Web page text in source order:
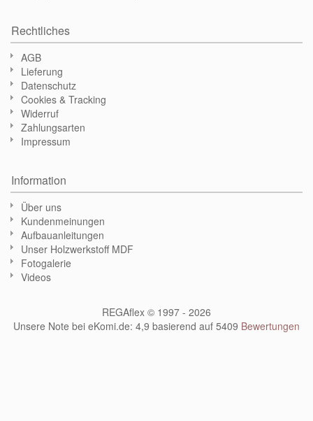
Rechtliches
AGB
Lieferung
Datenschutz
Cookies & Tracking
Widerruf
Zahlungsarten
Impressum
Information
Über uns
Kundenmeinungen
Aufbauanleitungen
Unser Holzwerkstoff MDF
Fotogalerie
Videos
REGAflex © 1997 - 2026
Unsere Note bei eKomi.de: 4,9 basierend auf 5409 Bewertungen